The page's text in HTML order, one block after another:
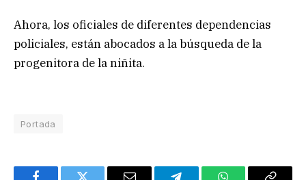
Ahora, los oficiales de diferentes dependencias
policiales, están abocados a la búsqueda de la
progenitora de la niñita.
Portada